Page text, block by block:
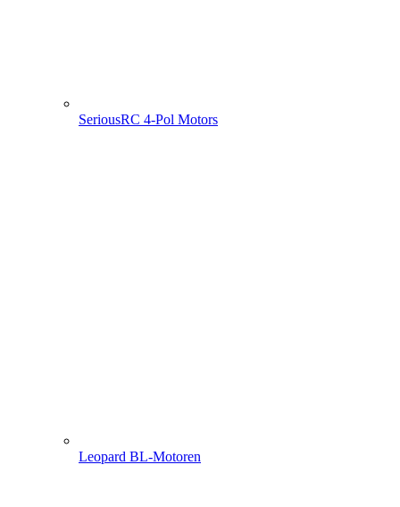
SeriousRC 4-Pol Motors
Leopard BL-Motoren